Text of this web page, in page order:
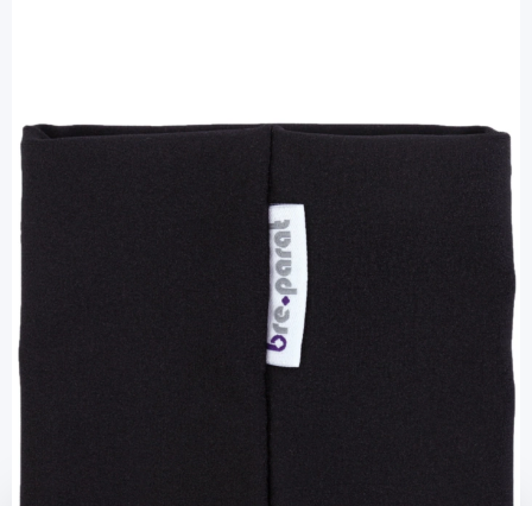
bre.parat
- für Sensor / 2 Stück
PZN: 12461410 / Diashop.de Kat.-Nr. 112535